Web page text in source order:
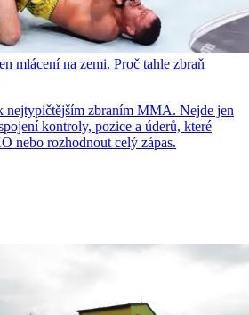
mlácení na zemi. Proč tahle zbraň
nejtypičtějším zbraním MMA. Nejde jen
kontroly, pozice a úderů, které
nebo rozhodnout celý zápas.